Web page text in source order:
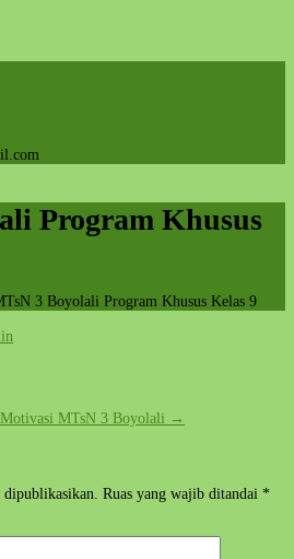
Program Khusus
3 Boyolali Program Khusus Kelas 9
MTsN 3 Boyolali →
Ruas yang wajib ditandai *